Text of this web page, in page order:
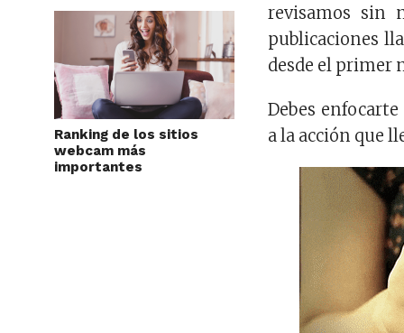
Ranking de los sitios
webcam más
importantes
revisamos sin
publicaciones
desde el primer
Debes
a la acción que